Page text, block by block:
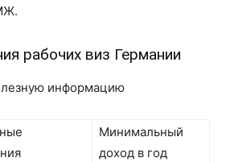
рабочих виз Германии
информацию
Минимальный
доход в год